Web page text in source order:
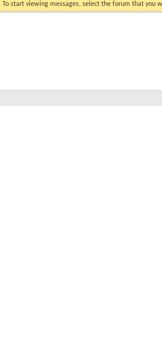
start viewing messages, select the forum that you